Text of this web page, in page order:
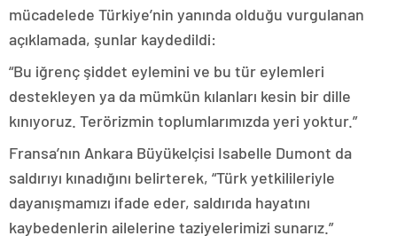
mücadelede Türkiye’nin yanında olduğu vurgulanan
açıklamada, şunlar kaydedildi:
“Bu iğrenç şiddet eylemini ve bu tür eylemleri
destekleyen ya da mümkün kılanları kesin bir dille
kınıyoruz. Terörizmin toplumlarımızda yeri yoktur.”
Fransa’nın Ankara Büyükelçisi Isabelle Dumont da
saldırıyı kınadığını belirterek, “Türk yetkilileriyle
dayanışmamızı ifade eder, saldırıda hayatını
kaybedenlerin ailelerine taziyelerimizi sunarız.”